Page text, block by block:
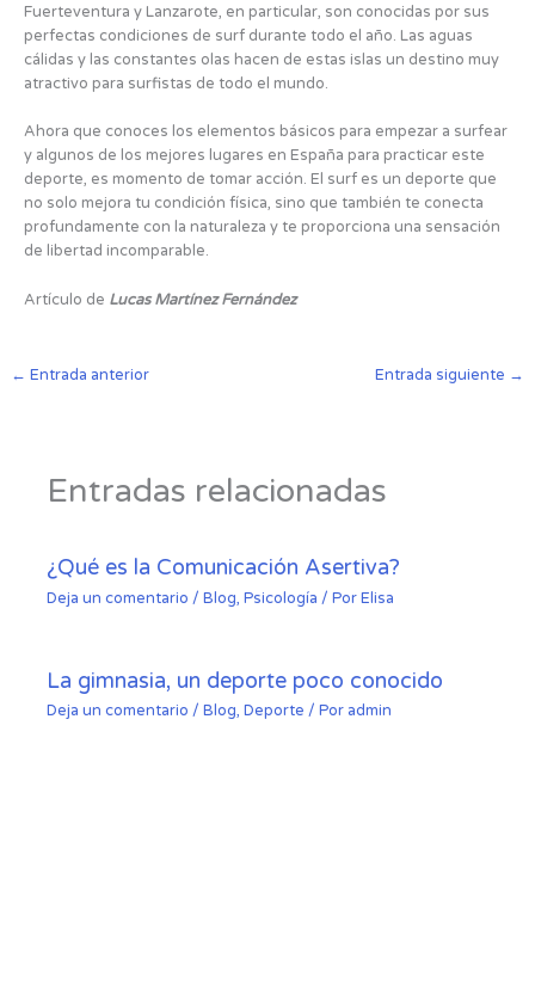
Fuerteventura y Lanzarote, en particular, son conocidas por sus
perfectas condiciones de surf durante todo el año. Las aguas
cálidas y las constantes olas hacen de estas islas un destino muy
atractivo para surfistas de todo el mundo.
Ahora que conoces los elementos básicos para empezar a surfear
y algunos de los mejores lugares en España para practicar este
deporte, es momento de tomar acción. El surf es un deporte que
no solo mejora tu condición física, sino que también te conecta
profundamente con la naturaleza y te proporciona una sensación
de libertad incomparable.
Artículo de Lucas Martínez Fernández
← Entrada anterior Entrada siguiente →
Entradas relacionadas
¿Qué es la Comunicación Asertiva?
Deja un comentario / Blog, Psicología / PorElisa
La gimnasia, un deporte poco conocido
Deja un comentario / Blog, Deporte / Por admin